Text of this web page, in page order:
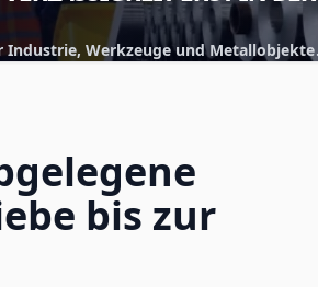
Industrie, Werkzeuge und Metallobjekte
bis zur